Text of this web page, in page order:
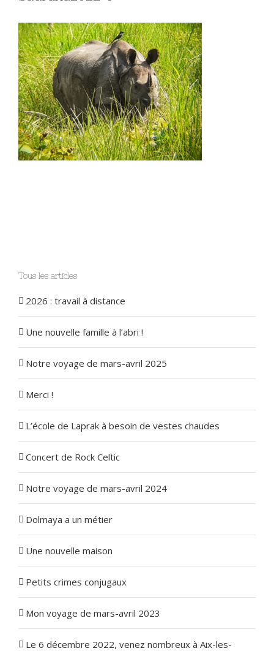
Tous les articles
2026 : travail à distance
Une nouvelle famille à l’abri !
Notre voyage de mars-avril 2025
Merci !
L’école de Laprak à besoin de vestes chaudes
Concert de Rock Celtic
Notre voyage de mars-avril 2024
Dolmaya a un métier
Une nouvelle maison
Petits crimes conjugaux
Mon voyage de mars-avril 2023
Le 6 décembre 2022, venez nombreux à Aix-les-